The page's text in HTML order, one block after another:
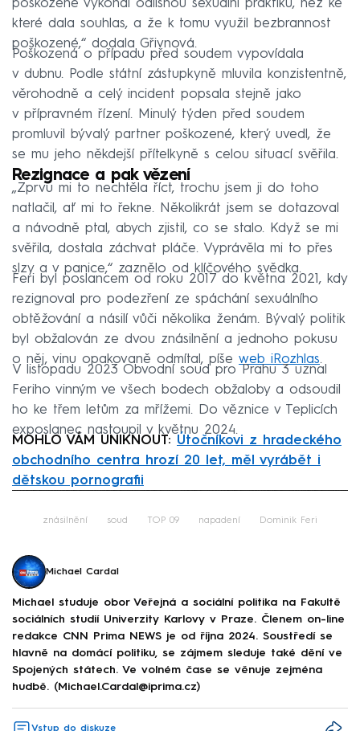
poškozené vykonal odlišnou sexuální praktiku, než ke
které dala souhlas, a že k tomu využil bezbrannost
poškozené,“ dodala Gřivnová.
Poškozená o případu před soudem vypovídala
v dubnu. Podle státní zástupkyně mluvila konzistentně,
věrohodně a celý incident popsala stejně jako
v přípravném řízení. Minulý týden před soudem
promluvil bývalý partner poškozené, který uvedl, že
se mu jeho někdejší přítelkyně s celou situací svěřila.
Rezignace a pak vězení
„Zprvu mi to nechtěla říct, trochu jsem ji do toho
natlačil, ať mi to řekne. Několikrát jsem se dotazoval
a návodně ptal, abych zjistil, co se stalo. Když se mi
svěřila, dostala záchvat pláče. Vyprávěla mi to přes
slzy a v panice,“ zaznělo od klíčového svědka.
Feri byl poslancem od roku 2017 do května 2021, kdy
rezignoval pro podezření ze spáchání sexuálního
obtěžování a násilí vůči několika ženám. Bývalý politik
byl obžalován ze dvou znásilnění a jednoho pokusu
o něj, vinu opakovaně odmítal, píše web iRozhlas.
V listopadu 2023 Obvodní soud pro Prahu 3 uznal
Feriho vinným ve všech bodech obžaloby a odsoudil
ho ke třem letům za mřížemi. Do věznice v Teplicích
exposlanec nastoupil v květnu 2024.
MOHLO VÁM UNIKNOUT: Útočníkovi z hradeckého
obchodního centra hrozí 20 let, měl vyrábět i
dětskou pornografii
znásilnění soud TOP 09 napadení Dominik Feri
Michael Cardal
Michael studuje obor Veřejná a sociální politika na Fakultě
sociálních studií Univerzity Karlovy v Praze. Členem on-line
redakce CNN Prima NEWS je od října 2024. Soustředí se
hlavně na domácí politiku, se zájmem sleduje také dění ve
Spojených státech. Ve volném čase se věnuje zejména
hudbě. (Michael.Cardal@iprima.cz)
Vstup do diskuze